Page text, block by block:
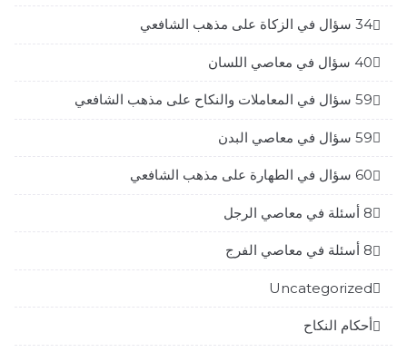
34 سؤال في الزكاة على مذهب الشافعي
40 سؤال في معاصي اللسان
59 سؤال في المعاملات والنكاح على مذهب الشافعي
59 سؤال في معاصي البدن
60 سؤال في الطهارة على مذهب الشافعي
8 أسئلة في معاصي الرجل
8 أسئلة في معاصي الفرج
Uncategorized
أحكام النكاح